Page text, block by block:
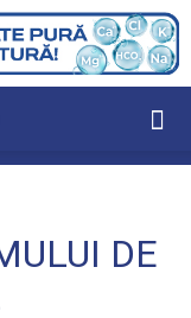
DE